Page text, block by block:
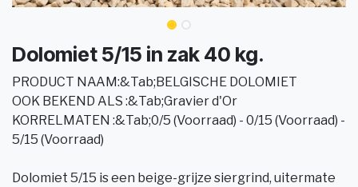
Dolomiet 5/15 in zak 40 kg.
PRODUCT NAAM:&Tab;BELGISCHE DOLOMIET
OOK BEKEND ALS :&Tab;Gravier d'Or
KORRELMATEN :&Tab;0/5 (Voorraad) - 0/15 (Voorraad) -
5/15 (Voorraad)
Dolomiet 5/15 is een beige-grijze siergrind, uitermate